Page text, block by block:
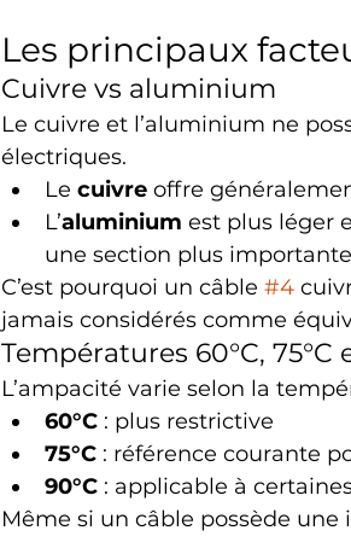
Les principaux
Cuivre vs aluminium
Le cuivre et l’aluminium ne
électriques.
Le cuivre offre
L’aluminium est plus léger
une section plus
C’est pourquoi un câble #4
jamais considérés comme
Températures 60°C, 75°C
L’ampacité varie selon la
60°C : plus restrictive
75°C : référence courante
90°C : applicable à
Même si un câble possède une